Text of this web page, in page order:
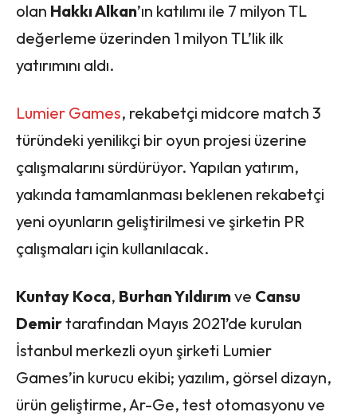
olan Hakkı Alkan’ın katılımı ile 7 milyon TL
değerleme üzerinden 1 milyon TL’lik ilk
yatırımını aldı.
Lumier Games, rekabetçi midcore match 3
türündeki yenilikçi bir oyun projesi üzerine
çalışmalarını sürdürüyor. Yapılan yatırım,
yakında tamamlanması beklenen rekabetçi
yeni oyunların geliştirilmesi ve şirketin PR
çalışmaları için kullanılacak.
Kuntay Koca, Burhan Yıldırımve Cansu
Demirtarafından Mayıs 2021’de kurulan
İstanbul merkezli oyun şirketi Lumier
Games’in kurucu ekibi; yazılım, görsel dizayn,
ürün geliştirme, Ar-Ge, test otomasyonu ve